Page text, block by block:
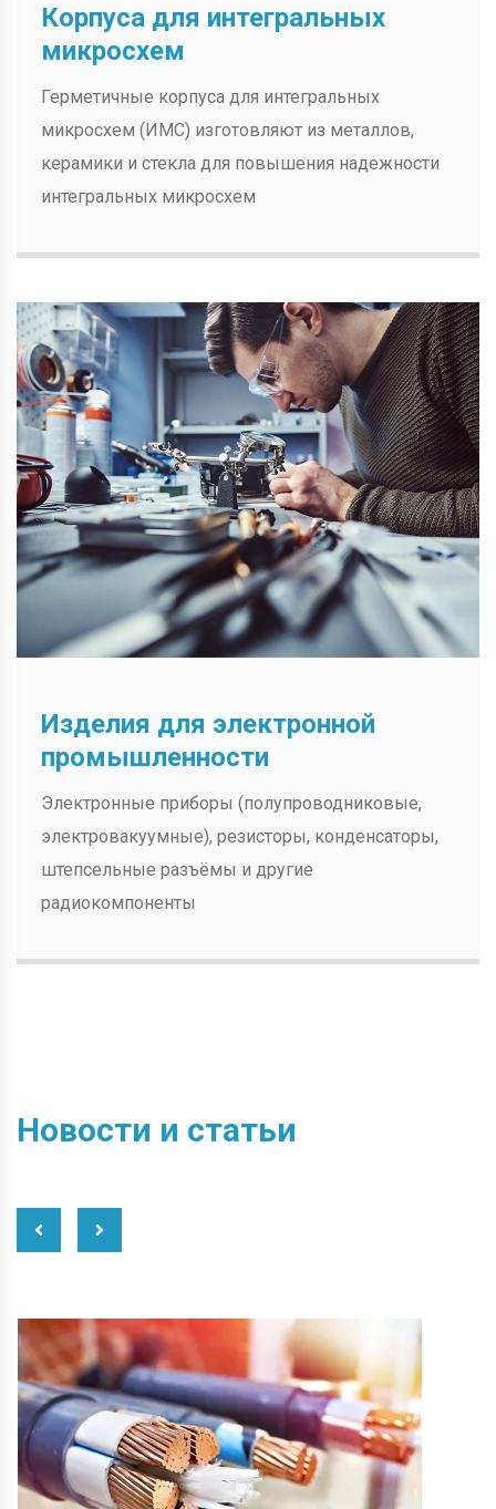
Корпуса для интегральных
микросхем
Герметичные корпуса для интегральных
микросхем (ИМС) изготовляют из металлов,
керамики и стекла для повышения надежности
интегральных микросхем
Изделия для электронной
промышленности
Электронные приборы (полупроводниковые,
электровакуумные), резисторы, конденсаторы,
штепсельные разъёмы и другие
радиокомпоненты
Новости и статьи